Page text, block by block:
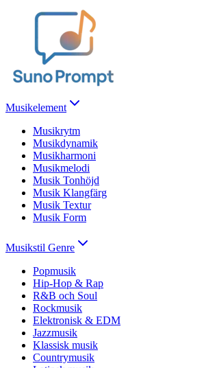
Musikelement
Musikrytm
Musikdynamik
Musikharmoni
Musikmelodi
Musik Tonhöjd
Musik Klangfärg
Musik Textur
Musik Form
Musikstil Genre
Popmusik
Hip-Hop & Rap
R&B och Soul
Rockmusik
Elektronisk & EDM
Jazzmusik
Klassisk musik
Countrymusik